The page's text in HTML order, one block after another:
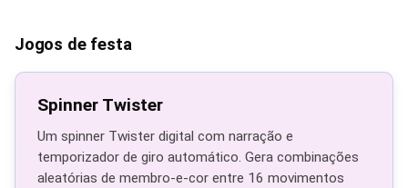
Jogos de festa
Spinner Twister
Um spinner Twister digital com narração e
temporizador de giro automático. Gera combinações
aleatórias de membro-e-cor entre 16 movimentos